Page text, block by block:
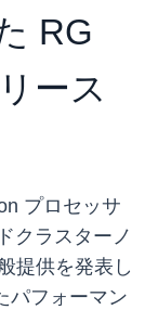
RG
ース
プロセッサ
クラスターノ
提供を発表し
パフォーマン